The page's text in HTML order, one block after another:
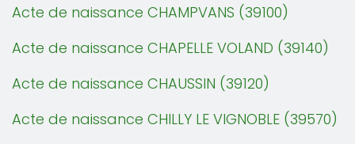
Acte de naissance CHAMPVANS (39100)
Acte de naissance CHAPELLE VOLAND (39140)
Acte de naissance CHAUSSIN (39120)
Acte de naissance CHILLY LE VIGNOBLE (39570)